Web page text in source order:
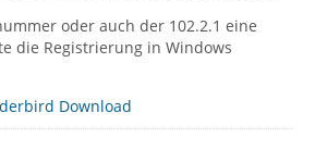
oder auch der 102.2.1 eine
die Registrierung in Windows
Download